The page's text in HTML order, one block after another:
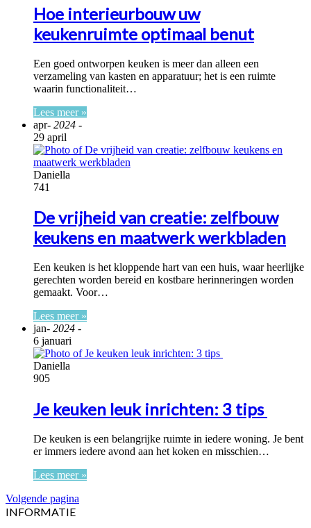
Hoe interieurbouw uw
keukenruimte optimaal benut
Een goed ontworpen keuken is meer dan alleen een
verzameling van kasten en apparatuur; het is een ruimte
waarin functionaliteit…
Lees meer »
apr- 2024 -
29 april
Daniella
741
De vrijheid van creatie: zelfbouw
keukens en maatwerk werkbladen
Een keuken is het kloppende hart van een huis, waar heerlijke
gerechten worden bereid en kostbare herinneringen worden
gemaakt. Voor…
Lees meer »
jan- 2024 -
6 januari
Daniella
905
Je keuken leuk inrichten: 3 tips
De keuken is een belangrijke ruimte in iedere woning. Je bent
er immers iedere avond aan het koken en misschien…
Lees meer »
Volgende pagina
INFORMATIE